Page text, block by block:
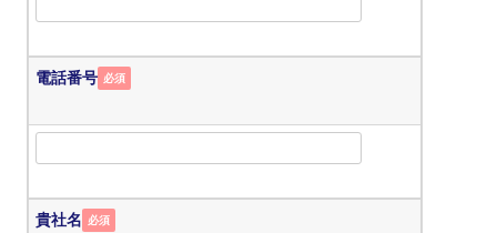
電話番号 必須
貴社名 必須